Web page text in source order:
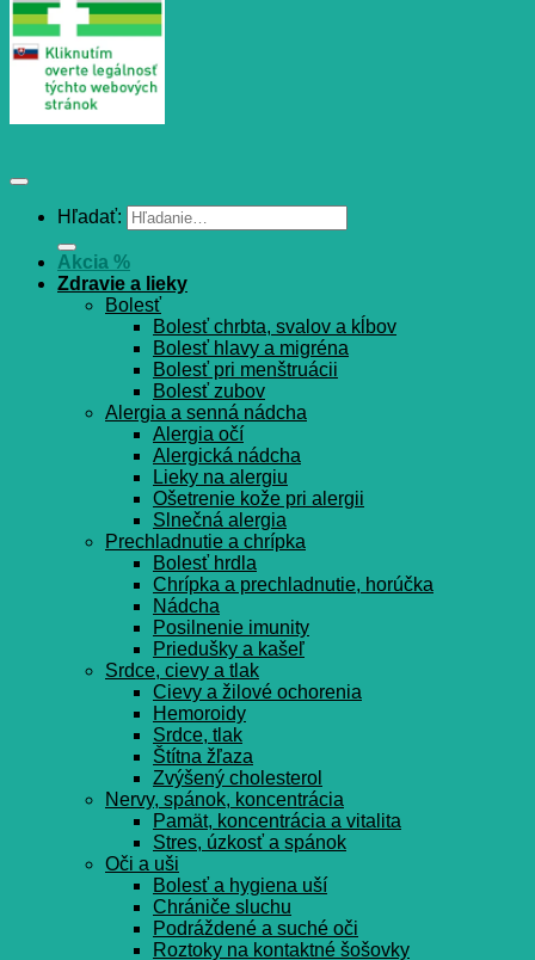
Hľadať:
Akcia %
Zdravie a lieky
Bolesť
Bolesť chrbta, svalov a kĺbov
Bolesť hlavy a migréna
Bolesť pri menštruácii
Bolesť zubov
Alergia a senná nádcha
Alergia očí
Alergická nádcha
Lieky na alergiu
Ošetrenie kože pri alergii
Slnečná alergia
Prechladnutie a chrípka
Bolesť hrdla
Chrípka a prechladnutie, horúčka
Nádcha
Posilnenie imunity
Priedušky a kašeľ
Srdce, cievy a tlak
Cievy a žilové ochorenia
Hemoroidy
Srdce, tlak
Štítna žľaza
Zvýšený cholesterol
Nervy, spánok, koncentrácia
Pamät, koncentrácia a vitalita
Stres, úzkosť a spánok
Oči a uši
Bolesť a hygiena uší
Chrániče sluchu
Podráždené a suché oči
Roztoky na kontaktné šošovky